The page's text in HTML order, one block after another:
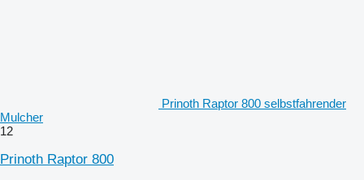
Prinoth Raptor 800 selbstfahrender
Mulcher
12
Prinoth Raptor 800